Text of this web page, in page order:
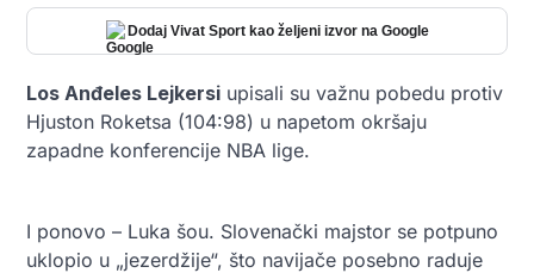
Dodaj Vivat Sport kao željeni izvor na Google
Los Anđeles Lejkersi upisali su važnu pobedu protiv
Hjuston Roketsa (104:98) u napetom okršaju
zapadne konferencije NBA lige.
I ponovo – Luka šou. Slovenački majstor se potpuno
uklopio u „jezerdžije“, što navijače posebno raduje